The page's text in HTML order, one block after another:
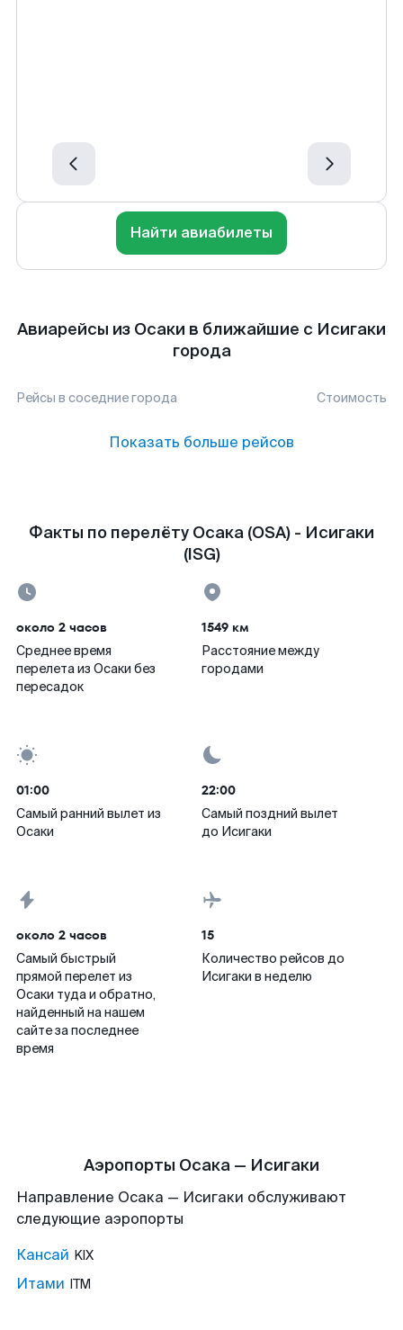
Найти авиабилеты
Авиарейсы из Осаки в ближайшие с Исигаки
города
Рейсы в соседние города Стоимость
Показать больше рейсов
Факты по перелёту Осака (OSA) - Исигаки
(ISG)
около 2 часов
Среднее время
перелета из Осаки без
пересадок
1549 км
Расстояние между
городами
01:00
Самый ранний вылет из
Осаки
22:00
Самый поздний вылет
до Исигаки
около 2 часов
Самый быстрый
прямой перелет из
Осаки туда и обратно,
найденный на нашем
сайте за последнее
время
15
Количество рейсов до
Исигаки в неделю
Аэропорты Осака — Исигаки
Направление Осака — Исигаки обслуживают
следующие аэропорты
Кансай KIX
Итами ITM